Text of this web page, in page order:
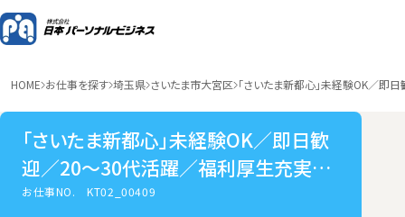
HOME お仕事を探す 埼玉県 さいたま市大宮区 「さいたま新都心」未経験OK／即
「さいたま新都心」未経験OK／即日歓
迎／20～30代活躍／福利厚生充実／
販売スタッフ
お仕事NO.KT02_00409